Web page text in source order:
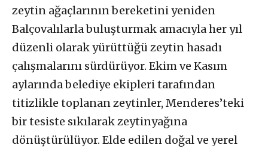
zeytin ağaçlarının bereketini yeniden
Balçovalılarla buluşturmak amacıyla her yıl
düzenli olarak yürüttüğü zeytin hasadı
çalışmalarını sürdürüyor. Ekim ve Kasım
aylarında belediye ekipleri tarafından
titizlikle toplanan zeytinler, Menderes’teki
bir tesiste sıkılarak zeytinyağına
dönüştürülüyor. Elde edilen doğal ve yerel